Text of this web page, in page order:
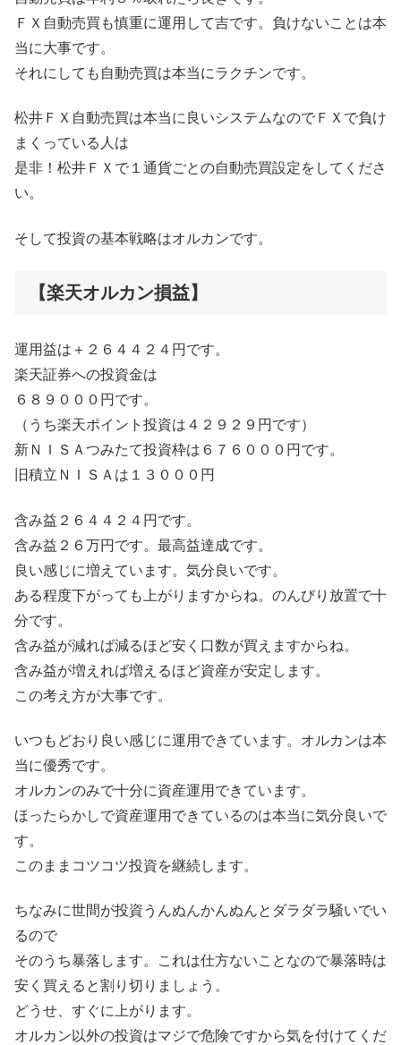
ＦＸ自動売買も慎重に運用して吉です。負けないことは本
当に大事です。
それにしても自動売買は本当にラクチンです。
松井ＦＸ自動売買は本当に良いシステムなのでＦＸで負け
まくっている人は
是非！松井ＦＸで１通貨ごとの自動売買設定をしてくださ
い。
そして投資の基本戦略はオルカンです。
【楽天オルカン損益】
運用益は＋２６４４２４円です。
楽天証券への投資金は
６８９０００円です。
（うち楽天ポイント投資は４２９２９円です）
新ＮＩＳＡつみたて投資枠は６７６０００円です。
旧積立ＮＩＳＡは１３０００円
含み益２６４４２４円です。
含み益２６万円です。最高益達成です。
良い感じに増えています。気分良いです。
ある程度下がっても上がりますからね。のんびり放置で十
分です。
含み益が減れば減るほど安く口数が買えますからね。
含み益が増えれば増えるほど資産が安定します。
この考え方が大事です。
いつもどおり良い感じに運用できています。オルカンは本
当に優秀です。
オルカンのみで十分に資産運用できています。
ほったらかしで資産運用できているのは本当に気分良いで
す。
このままコツコツ投資を継続します。
ちなみに世間が投資うんぬんかんぬんとダラダラ騒いでい
るので
そのうち暴落します。これは仕方ないことなので暴落時は
安く買えると割り切りましょう。
どうせ、すぐに上がります。
オルカン以外の投資はマジで危険ですから気を付けてくだ